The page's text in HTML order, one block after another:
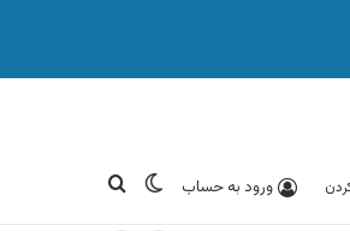
ورود به حساب تغییر پوسته
جستجو برای